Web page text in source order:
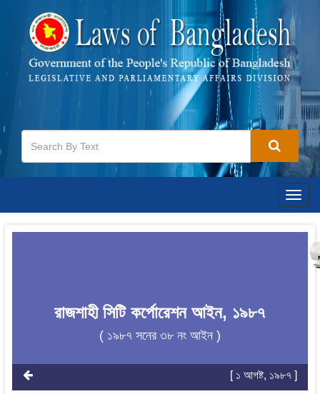
রাজশাহী সিটি কর্পোরেশন আইন, ১৯৮৭
( ১৯৮৭ সনের ৩৮ নং আইন )
[ ১ আগষ্ট, ১৯৮৭ ]